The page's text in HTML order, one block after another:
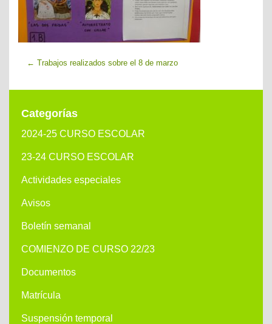
← Trabajos realizados sobre el 8 de marzo
Categorías
2024-25 CURSO ESCOLAR
23-24 CURSO ESCOLAR
Actividades especiales
Avisos
Boletín semanal
COMIENZO DE CURSO 22/23
Documentos
Matrícula
Suspensión temporal